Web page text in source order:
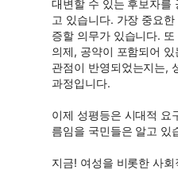
대변할 수 있는 후보자를
고 있습니다. 가장 중요
증할 의무가 있습니다.
의제, 공약이 포함되어
관점이 반영되었는지는,
과정입니다.
이제 성평등은 시대적 요
름임을 국민들은 알고 있
지금! 여성을 비롯한 사회